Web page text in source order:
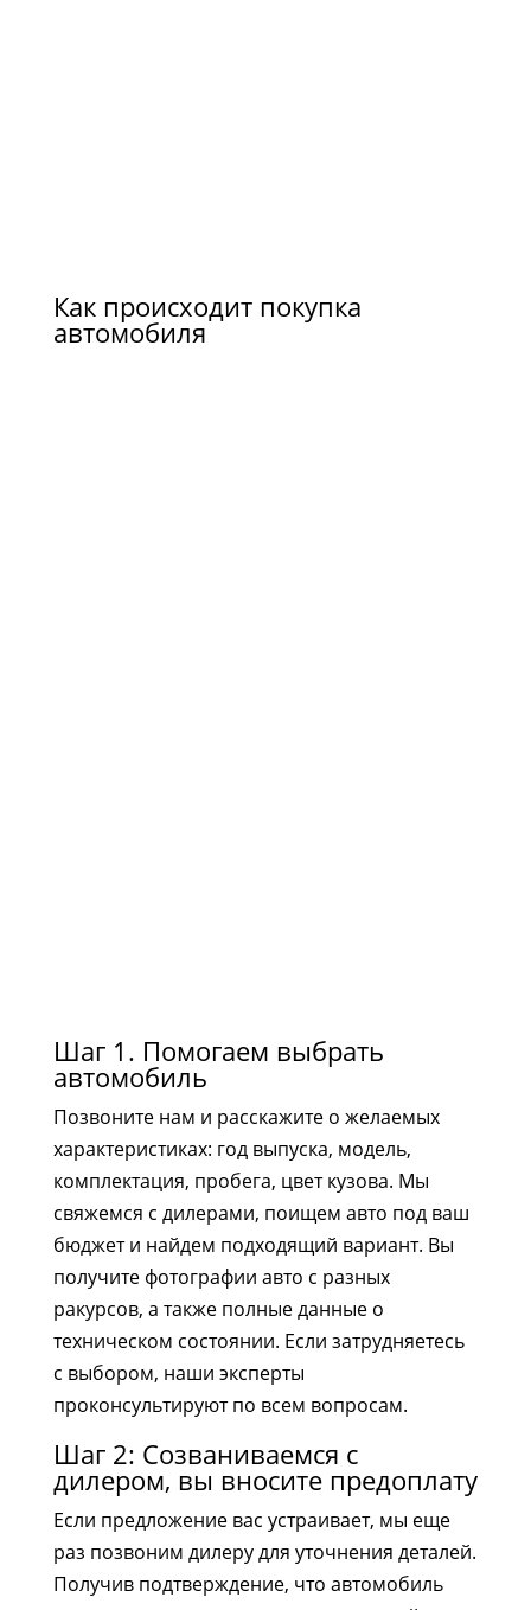
Как происходит покупка
автомобиля
Шаг 1. Помогаем выбрать
автомобиль
Позвоните нам и расскажите о желаемых
характеристиках: год выпуска, модель,
комплектация, пробега, цвет кузова. Мы
свяжемся с дилерами, поищем авто под ваш
бюджет и найдем подходящий вариант. Вы
получите фотографии авто с разных
ракурсов, а также полные данные о
техническом состоянии. Если затрудняетесь
с выбором, наши эксперты
проконсультируют по всем вопросам.
Шаг 2: Созваниваемся с
дилером, вы вносите предоплату
Если предложение вас устраивает, мы еще
раз позвоним дилеру для уточнения деталей.
Получив подтверждение, что автомобиль